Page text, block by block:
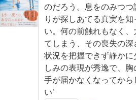
のだろう。息をのみつ
りが探しあてる真実を
い。何の前触れもなく、
てしまう、その喪失の深
状況を把握できず静か
しみの表現が秀逸で、
手が届かなくなってか
い’